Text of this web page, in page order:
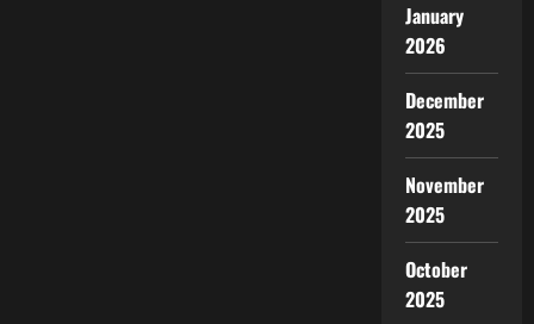
January
2026
December
2025
November
2025
October
2025